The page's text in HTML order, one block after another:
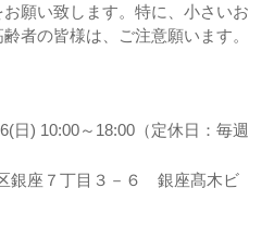
願い致します。特に、小さいお
者の皆様は、ご注意願います。
日) 10:00～18:00（定休日：毎週
銀座７丁目３－６ 銀座髙木ビ